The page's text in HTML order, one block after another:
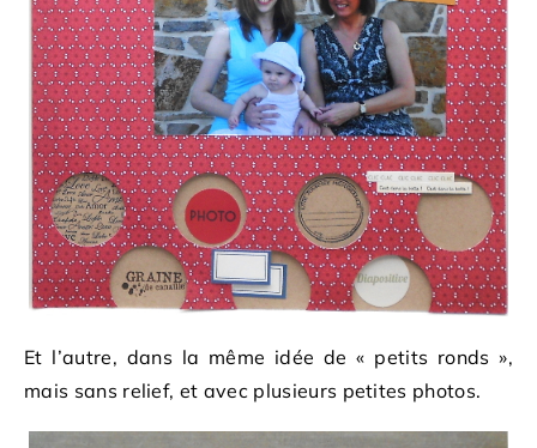
Et l’autre, dans la même idée de « petits ronds »,
mais sans relief, et avec plusieurs petites photos.